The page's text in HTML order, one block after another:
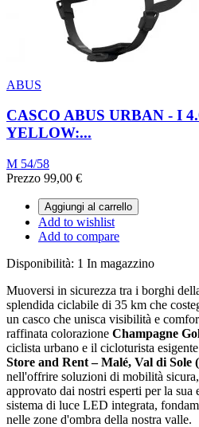
ABUS
CASCO ABUS URBAN - I
YELLOW:...
M 54/58
Prezzo 99,00 €
Aggiungi al carrello
Add to wishlist
Add to compare
Disponibilità: 1 In magazzino
Muoversi in sicurezza tra i borghi
splendida ciclabile di 35 km che
un casco che unisca visibilità e
raffinata colorazione Champagne
ciclista urbano e il cicloturista
Store and Rent – Malé, Val di Sole
nell'offrire soluzioni di mobilità sicura,
approvato dai nostri esperti per la sua
sistema di luce LED integrata,
nelle zone d'ombra della nostra valle.